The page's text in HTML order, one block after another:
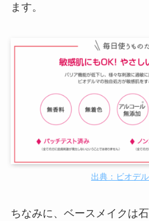
ます。
出典：ビオデ
ちなみに、ベースメイクは